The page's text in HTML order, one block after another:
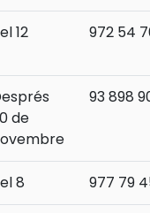
12 972 54
de
93 898
8 977 79